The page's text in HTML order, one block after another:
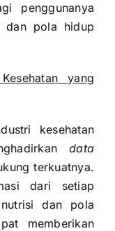
penggunanya
dan pola hidup
yang
kesehatan
data
terkuatnya.
dari setiap
dan pola
memberikan